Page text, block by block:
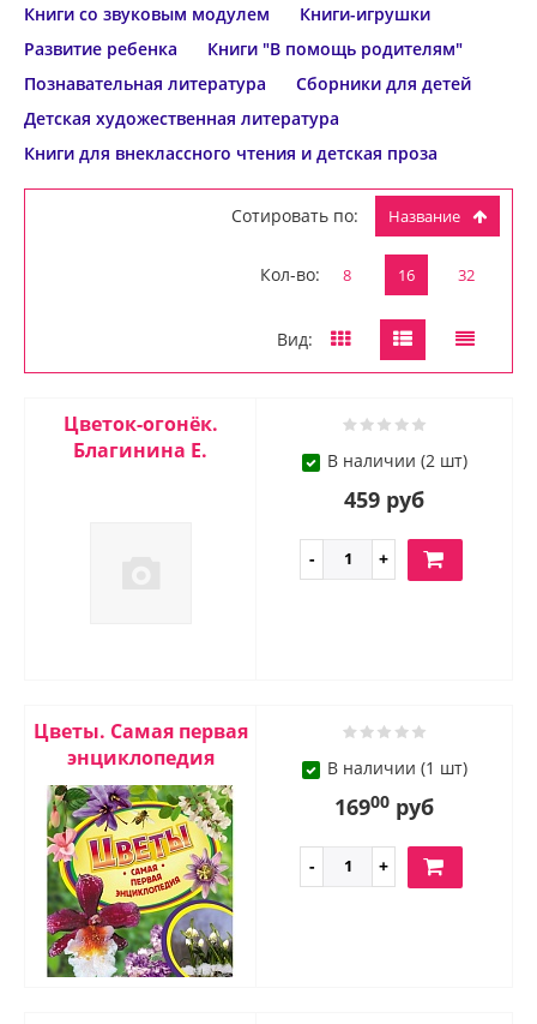
Книги со звуковым модулем
Книги-игрушки
Развитие ребенка
Книги "В помощь родителям"
Познавательная литература
Сборники для детей
Детская художественная литература
Книги для внеклассного чтения и детская проза
Сотировать по: Название
Кол-во: 8 16 32
Вид:
Цветок-огонёк.
Благинина Е.
В наличии (2 шт)
459 руб
Цветы. Самая первая
энциклопедия
В наличии (1 шт)
16900 руб